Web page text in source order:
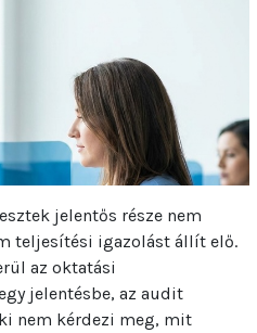
jelentős része nem
teljesítési igazolást állít elő.
az oktatási
jelentésbe, az audit
nem kérdezi meg, mit